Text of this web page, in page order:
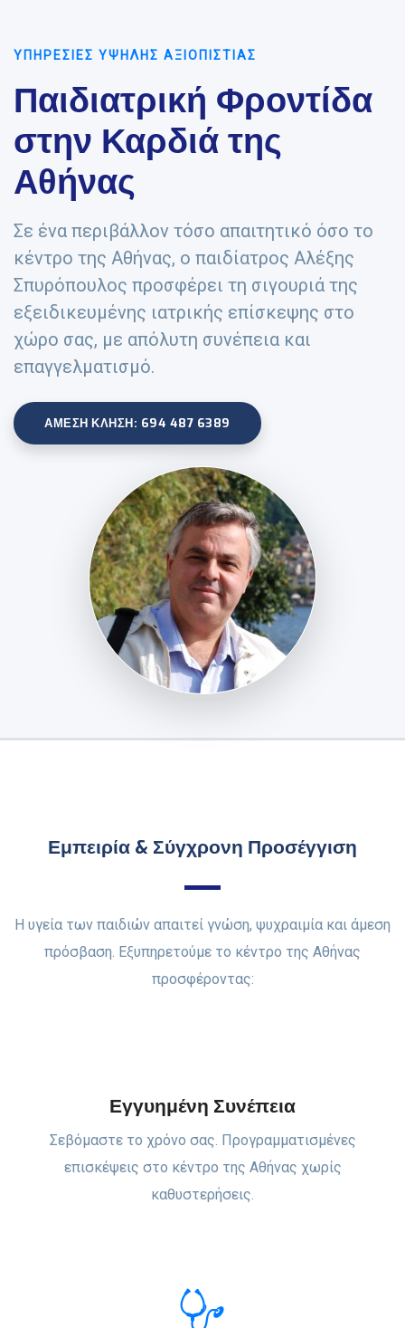
ΥΠΗΡΕΣΊΕΣ ΥΨΗΛΉΣ ΑΞΙΟΠΙΣΤΊΑΣ
Παιδιατρική Φροντίδα
στην Καρδιά της
Αθήνας
Σε ένα περιβάλλον τόσο απαιτητικό όσο το
κέντρο της Αθήνας, ο παιδίατρος Αλέξης
Σπυρόπουλος προσφέρει τη σιγουριά της
εξειδικευμένης ιατρικής επίσκεψης στο
χώρο σας, με απόλυτη συνέπεια και
επαγγελματισμό.
ΆΜΕΣΗ ΚΛΉΣΗ: 694 487 6389
Εμπειρία & Σύγχρονη Προσέγγιση
Η υγεία των παιδιών απαιτεί γνώση, ψυχραιμία και άμεση
πρόσβαση. Εξυπηρετούμε το κέντρο της Αθήνας
προσφέροντας:
Εγγυημένη Συνέπεια
Σεβόμαστε το χρόνο σας. Προγραμματισμένες
επισκέψεις στο κέντρο της Αθήνας χωρίς
καθυστερήσεις.